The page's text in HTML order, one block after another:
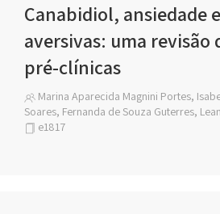
Canabidiol, ansiedade
aversivas: uma revisão
pré-clínicas
Marina Aparecida Magnini Portes,
Soares, Fernanda de Souza Guterres,
e1817